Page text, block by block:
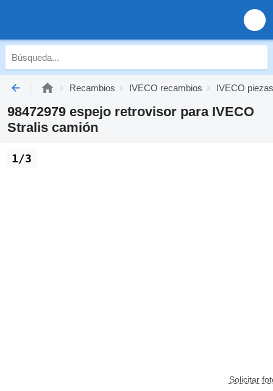
Recambios IVECO recambios IVECO
98472979 espejo retrovisor para IVECO
Stralis camión
Solicitar
1/3